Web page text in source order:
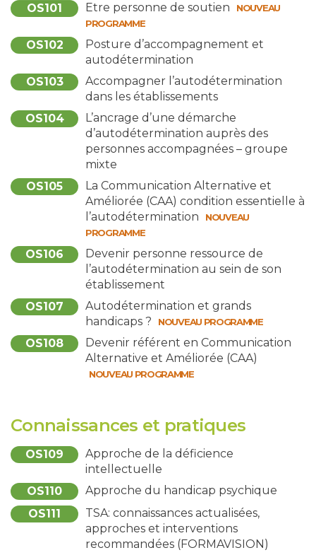
OS101 Etre personne de soutien
NOUVEAU
PROGRAMME
OS102
Posture d’accompagnement et
autodétermination
OS103
Accompagner l’autodétermination
dans les établissements
OS104
L’ancrage d’une démarche
d’autodétermination auprès des
personnes accompagnées – groupe
mixte
OS105
La Communication Alternative et
Améliorée (CAA) condition essentielle à
l’autodétermination
NOUVEAU
PROGRAMME
OS106
Devenir personne ressource de
l’autodétermination au sein de son
établissement
OS107
Autodétermination et grands
handicaps ?
NOUVEAU PROGRAMME
OS108
Devenir référent en Communication
Alternative et Améliorée (CAA)
NOUVEAU PROGRAMME
Connaissances et pratiques
OS109
Approche de la déficience
intellectuelle
OS110
Approche du handicap psychique
OS111
TSA: connaissances actualisées,
approches et interventions
recommandées (FORMAVISION)